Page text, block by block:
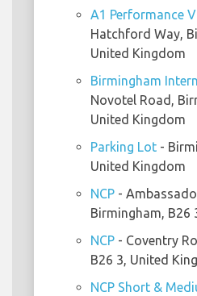
A1 Performance
Hatchford Way,
United Kingdom
Birmingham
Novotel Road,
United Kingdom
Parking Lot -
United Kingdom
NCP -
Birmingham, B26
NCP - Coventry
B26 3, United
NCP Short &